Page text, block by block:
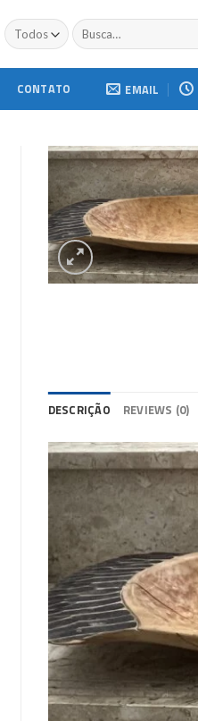
Buscar
por:
CONTATO EMAIL
DESCRIÇÃO REVIEWS (0)